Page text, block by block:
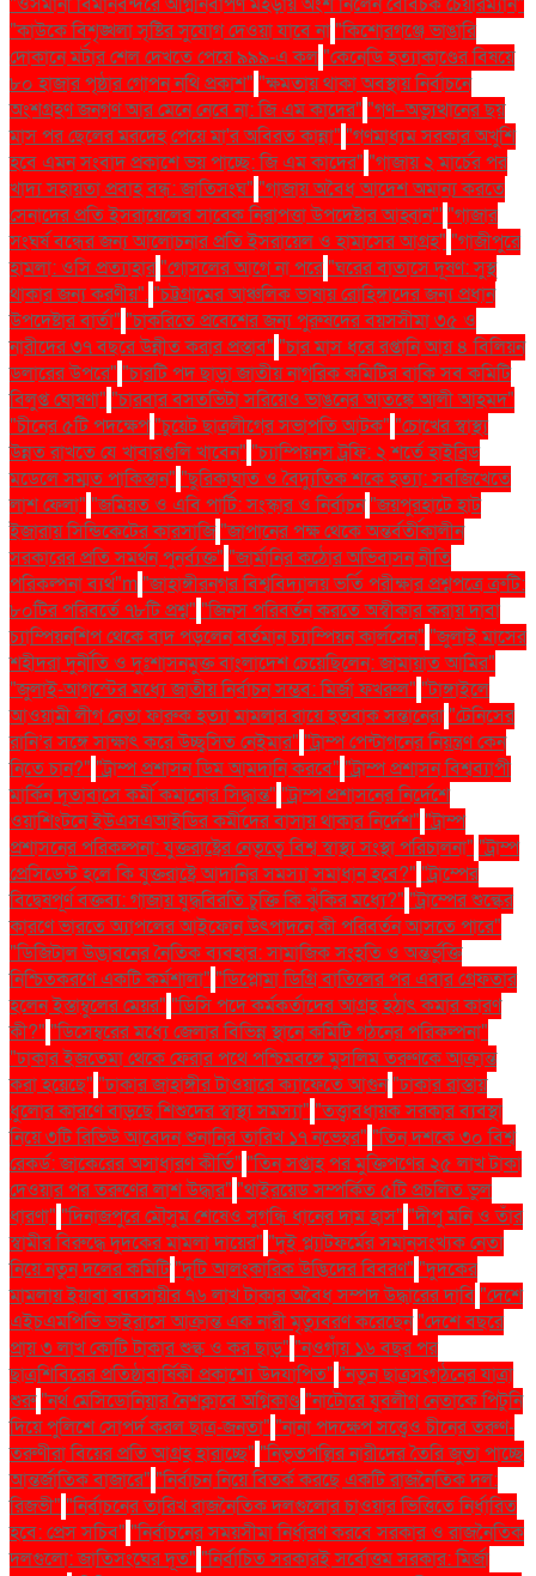
"কাউকে বিশৃঙ্খলা সৃষ্টির সুযোগ দেওয়া যাবে না"কিশোরগঞ্জে ভাঙারি
দোকানে মর্টার শেল দেখতে পেয়ে ৯৯৯-এ কল"কেনেডি হত্যাকাণ্ডের বিষয়ে
৮০ হাজার পৃষ্ঠার গোপন নথি প্রকাশ" "ক্ষমতায় থাকা অবস্থায় নির্বাচনে
অংশগ্রহণ জনগণ আর মেনে নেবে না: জি এম কাদের" "গণ–অভ্যুত্থানের ছয়
মাস পর ছেলের মরদেহ পেয়ে মা'র অবিরত কান্না" "গণমাধ্যম সরকার অখুশি
হবে এমন সংবাদ প্রকাশে ভয় পাচ্ছে: জি এম কাদের" "গাজায় ২ মার্চের পর
খাদ্য সহায়তা প্রবাহ বন্ধ: জাতিসংঘ" "গাজায় অবৈধ আদেশ অমান্য করতে
সেনাদের প্রতি ইসরায়েলের সাবেক নিরাপত্তা উপদেষ্টার আহ্বান"' "গাজার
সংঘর্ষ বন্ধের জন্য আলোচনার প্রতি ইসরায়েল ও হামাসের আগ্রহ" "গাজীপুরে
হামলা: ওসি প্রত্যাহার"গোসলের আগে না পরে"ঘরের বাতাসে দূষণ: সুস্থ
থাকার জন্য করণীয়"."চট্টগ্রামের আঞ্চলিক ভাষায় রোহিঙ্গাদের জন্য প্রধান
উপদেষ্টার বার্তা" "চাকরিতে প্রবেশের জন্য পুরুষদের বয়সসীমা ৩৫ ও
নারীদের ৩৭ বছরে উন্নীত করার প্রস্তাব" "চার মাস ধরে রপ্তানি আয় ৪ বিলিয়ন
ডলারের উপরে" "চারটি পদ ছাড়া জাতীয় নাগরিক কমিটির বাকি সব কমিটি
বিলুপ্ত ঘোষণা" "চারবার বসতভিটা সরিয়েও ভাঙনের আতঙ্কে আলী আহমদ"
"চীনের ৫টি পদক্ষেপ"চুয়েট ছাত্রলীগের সভাপতি আটক" "চোখের স্বাস্থ্য
উন্নত রাখতে যে খাবারগুলি খাবেন" "চ্যাম্পিয়নস ট্রফি: ২ শর্তে হাইব্রিড
মডেলে সম্মত পাকিস্তান" "ছুরিকাঘাত ও বৈদ্যুতিক শকে হত্যা: সবজিখেতে
লাশ ফেলা" "জমিয়ত ও এবি পার্টি: সংস্কার ও নির্বাচন"জয়পুরহাটে হাট
ইজারায় সিন্ডিকেটের কারসাজি"জাপানের পক্ষ থেকে অন্তর্বর্তীকালীন
সরকারের প্রতি সমর্থন পুনর্ব্যক্ত" "জার্মানির কঠোর অভিবাসন নীতি
পরিকল্পনা ব্যর্থ"m"জাহাঙ্গীরনগর বিশ্ববিদ্যালয় ভর্তি পরীক্ষার প্রশ্নপত্রে ত্রুটি:
৮০টির পরিবর্তে ৭৮টি প্রশ্ন" "জিনস পরিবর্তন করতে অস্বীকার করায় দাবা
চ্যাম্পিয়নশিপ থেকে বাদ পড়লেন বর্তমান চ্যাম্পিয়ন কার্লসেন" "জুলাই মাসের
শহীদরা দুর্নীতি ও দুঃশাসনমুক্ত বাংলাদেশ চেয়েছিলেন: জামায়াত আমির"
"জুলাই-আগস্টের মধ্যে জাতীয় নির্বাচন সম্ভব: মির্জা ফখরুল" "টাঙ্গাইলে
আওয়ামী লীগ নেতা ফারুক হত্যা মামলার রায়ে হতবাক সন্তানেরা"টেনিসের
রানি’র সঙ্গে সাক্ষাৎ করে উচ্ছ্বসিত নেইমার" "ট্রাম্প পেন্টাগনের নিয়ন্ত্রণ কেন
নিতে চান?" "ট্রাম্প প্রশাসন ডিম আমদানি করবে" "ট্রাম্প প্রশাসন বিশ্বব্যাপী
মার্কিন দূতাবাসে কর্মী কমানোর সিদ্ধান্ত" "ট্রাম্প প্রশাসনের নির্দেশে
ওয়াশিংটনে ইউএসএআইডির কর্মীদের বাসায় থাকার নির্দেশ" "ট্রাম্প
প্রশাসনের পরিকল্পনা: যুক্তরাষ্ট্রের নেতৃত্বে বিশ্ব স্বাস্থ্য সংস্থা পরিচালনা" "ট্রাম্প
প্রেসিডেন্ট হলে কি যুক্তরাষ্ট্রে আদানির সমস্যা সমাধান হবে?" "ট্রাম্পের
বিদ্বেষপূর্ণ বক্তব্য: গাজায় যুদ্ধবিরতি চুক্তি কি ঝুঁকির মধ্যে?" "ট্রাম্পের শুল্কের
কারণে ভারতে অ্যাপলের আইফোন উৎপাদনে কী পরিবর্তন আসতে পারে"
"ডিজিটাল উদ্ভাবনের নৈতিক ব্যবহার: সামাজিক সংহতি ও অন্তর্ভুক্তি
নিশ্চিতকরণে একটি কর্মশালা" "ডিপ্লোমা ডিগ্রি বাতিলের পর এবার গ্রেফতার
হলেন ইস্তাম্বুলের মেয়র" "ডিসি পদে কর্মকর্তাদের আগ্রহ হঠাৎ কমার কারণ
কী?" "ডিসেম্বরের মধ্যে জেলার বিভিন্ন স্থানে কমিটি গঠনের পরিকল্পনা"
"ঢাকার ইজতেমা থেকে ফেরার পথে পশ্চিমবঙ্গে মুসলিম তরুণকে আক্রান্ত
করা হয়েছে" "ঢাকার জাহাঙ্গীর টাওয়ারে ক্যাফেতে আগুন"ঢাকার রাস্তায়
ধুলোর কারণে বাড়ছে শিশুদের স্বাস্থ্য সমস্যা" "তত্ত্বাবধায়ক সরকার ব্যবস্থা
নিয়ে ৩টি রিভিউ আবেদন শুনানির তারিখ ১৭ নভেম্বর" "তিন দশকে ৩০ বিশ্ব
রেকর্ড: জাকেরের অসাধারণ কীর্তি" "তিন সপ্তাহ পর মুক্তিপণের ২৫ লাখ টাকা
দেওয়ার পর তরুণের লাশ উদ্ধার" "থাইরয়েড সম্পর্কিত ৫টি প্রচলিত ভুল
ধারণা" "দিনাজপুরে মৌসুম শেষেও সুগন্ধি ধানের দাম হ্রাস" "দীপু মনি ও তাঁর
স্বামীর বিরুদ্ধে দুদকের মামলা দায়ের" "দুই প্ল্যাটফর্মের সমানসংখ্যক নেতা
নিয়ে নতুন দলের কমিটি"দুটি আলংকারিক উদ্ভিদের বিবরণ" "দুদকের
মামলায় ইয়াবা ব্যবসায়ীর ৭৬ লাখ টাকার অবৈধ সম্পদ উদ্ধারের দাবি"দেশে
এইচএমপিভি ভাইরাসে আক্রান্ত এক নারী মৃত্যুবরণ করেছেন"দেশে বছরে
প্রায় ৩ লাখ কোটি টাকার শুল্ক ও কর ছাড়" "নওগাঁয় ১৬ বছর পর
ছাত্রশিবিরের প্রতিষ্ঠাবার্ষিকী প্রকাশ্যে উদযাপিত" "নতুন ছাত্রসংগঠনের যাত্রা
শুরু"নর্থ মেসিডোনিয়ার নৈশক্লাবে অগ্নিকাণ্ড"নাটোরে যুবলীগ নেতাকে পিটুনি
দিয়ে পুলিশে সোপর্দ করল ছাত্র-জনতা" "নানা পদক্ষেপ সত্ত্বেও চীনের তরুণ-
তরুণীরা বিয়ের প্রতি আগ্রহ হারাচ্ছে" "নিভৃতপল্লির নারীদের তৈরি জুতা পাচ্ছে
আন্তর্জাতিক বাজারে" "নির্বাচন নিয়ে বিতর্ক করছে একটি রাজনৈতিক দল:
রিজভী" "নির্বাচনের তারিখ রাজনৈতিক দলগুলোর চাওয়ার ভিত্তিতে নির্ধারিত
হবে: প্রেস সচিব" "নির্বাচনের সময়সীমা নির্ধারণ করবে সরকার ও রাজনৈতিক
দলগুলো: জাতিসংঘের দূত" "নির্বাচিত সরকারই সর্বোত্তম সরকার: মির্জা